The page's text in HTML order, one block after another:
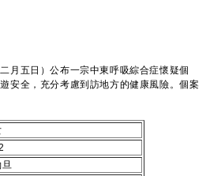
五日）公布一宗中東呼吸綜合症懷疑個
安全，充分考慮到訪地方的健康風險。個案
旦